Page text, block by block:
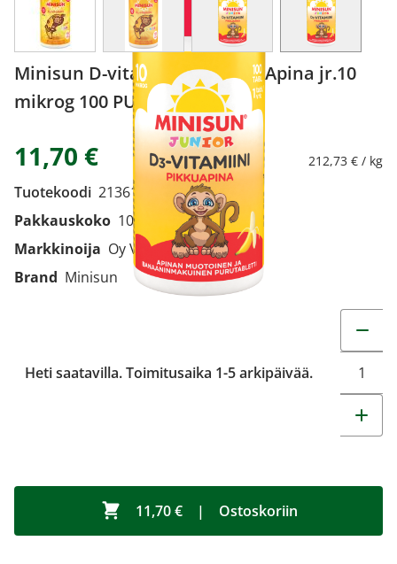
Minisun D-vitamiini Banaani Apina jr.10
mikrog 100 PURUTABL
11,70 € 212,73 € / kg
Tuotekoodi 2136158
Pakkauskoko 100 PURUTABL
Markkinoija Oy Verman Ab
Brand Minisun
Heti saatavilla. Toimitusaika 1-5 arkipäivää.
11,70 € | Ostoskoriin